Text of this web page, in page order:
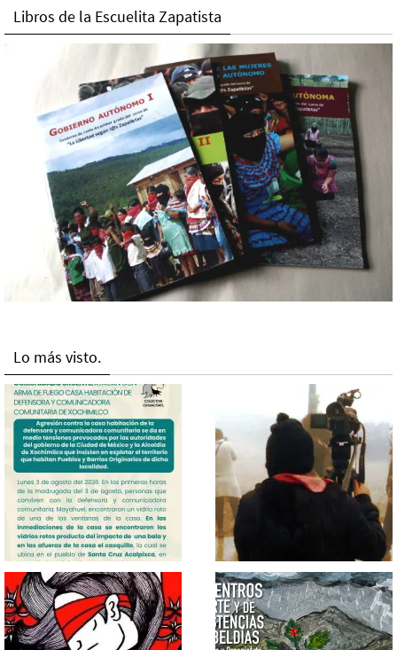
Libros de la Escuelita Zapatista
Lo más visto.